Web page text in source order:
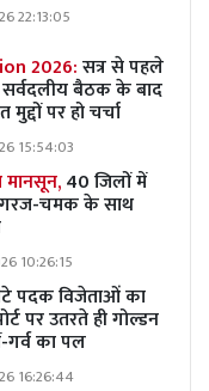
22:13:05
2026:सत्र से पहले
बैठक के बाद
पर हो चर्चा
15:54:03
40 जिलों में
गरज-चमक के साथ
10:26:15
पदक विजेताओं का
पर उतरते ही गोल्डन
गर्व का पल
16:26:44